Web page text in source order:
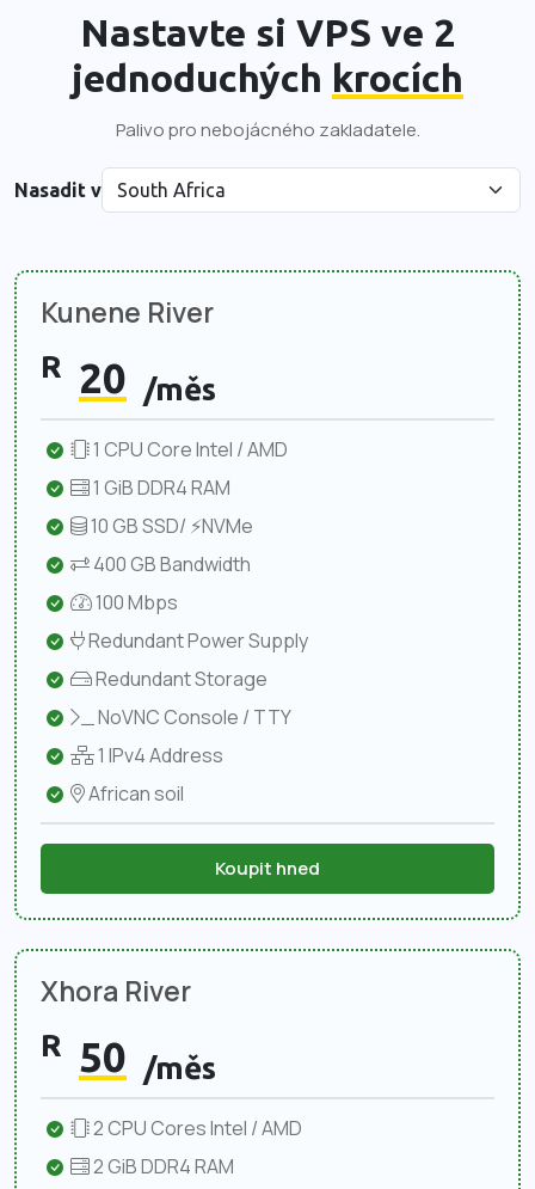
Nastavte si VPS ve 2
jednoduchých krocích
Palivo pro nebojácného zakladatele.
Nasadit v
Kunene River
R 20 /měs
1 CPU Core Intel / AMD
1 GiB DDR4 RAM
10 GB SSD/ ⚡NVMe
400 GB Bandwidth
100 Mbps
Redundant Power Supply
Redundant Storage
NoVNC Console / TTY
1 IPv4 Address
African soil
Koupit hned
Xhora River
R 50 /měs
2 CPU Cores Intel / AMD
2 GiB DDR4 RAM